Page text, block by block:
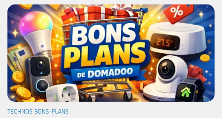
TECHNOS BONS-PLANS